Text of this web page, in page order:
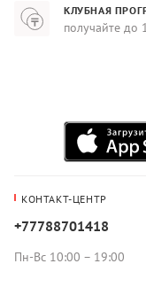
КЛУБНАЯ
получайте до
КОНТАКТ-ЦЕНТР
+77788701418
Пн-Вс 10:00 – 19:00